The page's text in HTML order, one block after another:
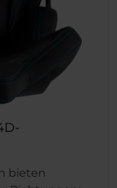
bieten